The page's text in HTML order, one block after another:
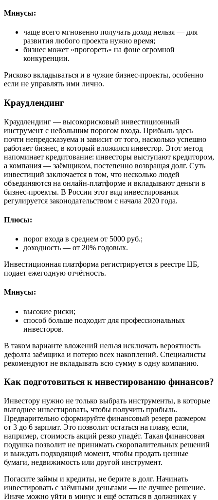
Минусы:
чаще всего мгновенно получать доход нельзя — для
развития любого проекта нужно время;
бизнес может «прогореть» на фоне огромной
конкуренции.
Рисково вкладываться и в чужие бизнес-проекты, особенно
если не управлять ими лично.
Краудлендинг
Краудлендинг — высокорисковый инвестиционный
инструмент с небольшим порогом входа. Прибыль здесь
почти непредсказуема и зависит от того, насколько успешно
работает бизнес, в который вложился инвестор. Этот метод
напоминает кредитование: инвесторы выступают кредитором,
а компания — заёмщиком, постепенно возвращая долг. Суть
инвестиций заключается в том, что несколько людей
объединяются на онлайн-платформе и вкладывают деньги в
бизнес-проекты. В России этот вид инвестирования
регулируется законодательством с начала 2020 года.
Плюсы:
порог входа в среднем от 5000 руб.;
доходность — от 20% годовых.
Инвестиционная платформа регистрируется в реестре ЦБ,
подает ежегодную отчётность.
Минусы:
высокие риски;
способ больше подходит для профессиональных
инвесторов.
В таком варианте вложений нельзя исключать вероятность
дефолта заёмщика и потерю всех накоплений. Специалисты
рекомендуют не вкладывать всю сумму в одну компанию.
Как подготовиться к инвестированию финансов?
Инвестору нужно не только выбрать инструменты, в которые
выгоднее инвестировать, чтобы получить прибыль.
Предварительно сформируйте финансовый резерв размером
от 3 до 6 зарплат. Это позволит остаться на плаву, если,
например, стоимость акций резко упадёт. Такая финансовая
подушка позволит не принимать скоропалительных решений
и выждать подходящий момент, чтобы продать ценные
бумаги, недвижимость или другой инструмент.
Погасите займы и кредиты, не берите в долг. Начинать
инвестировать с заёмными деньгами — не лучшее решение.
Иначе можно уйти в минус и ещё остаться в должниках у